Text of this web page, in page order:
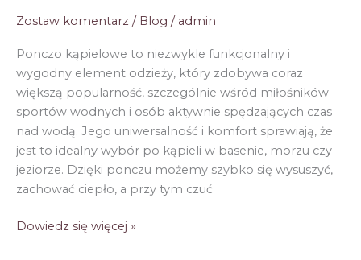
Zostaw komentarz / Blog / admin
Ponczo kąpielowe to niezwykle funkcjonalny i
wygodny element odzieży, który zdobywa coraz
większą popularność, szczególnie wśród miłośników
sportów wodnych i osób aktywnie spędzających czas
nad wodą. Jego uniwersalność i komfort sprawiają, że
jest to idealny wybór po kąpieli w basenie, morzu czy
jeziorze. Dzięki ponczu możemy szybko się wysuszyć,
zachować ciepło, a przy tym czuć
Ponczo
Dowiedz się więcej »